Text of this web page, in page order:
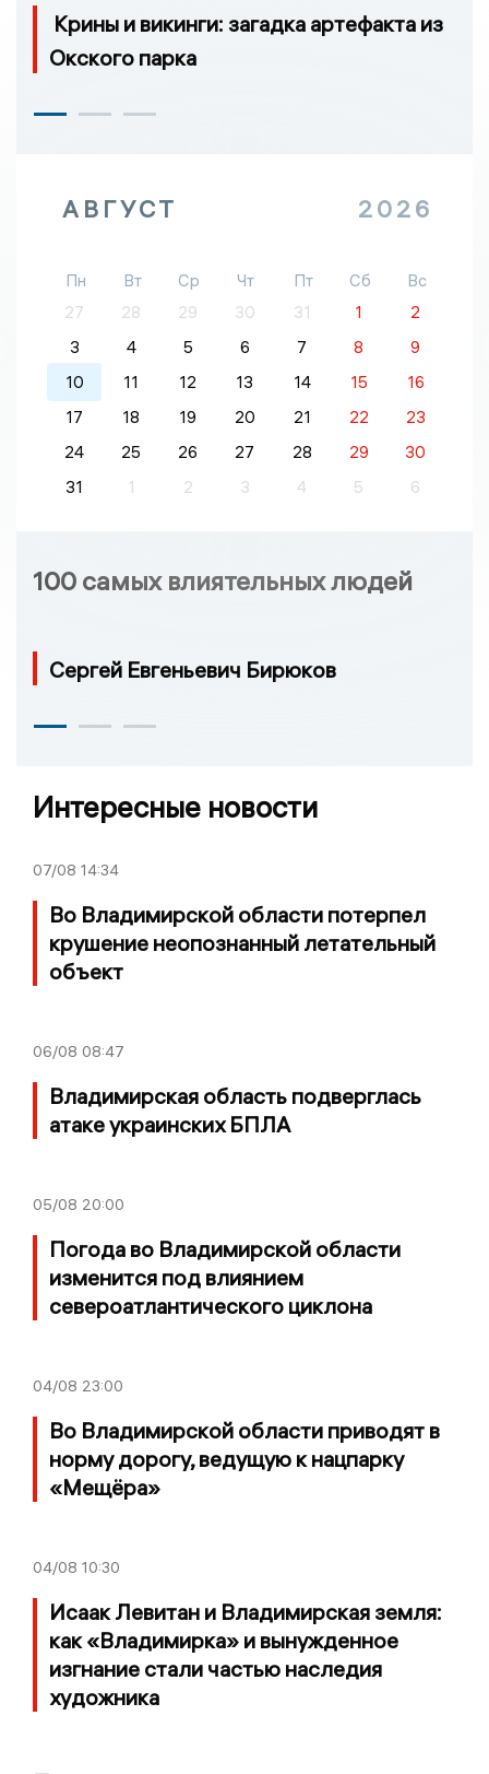
Крины и викинги: загадка артефакта из
Окского парка
АВГУСТ 2026
Пн Вт Ср Чт Пт Сб
Вс
27
28 29 30 31 1
2
3
4 5 6 7 8
9
10
11 12 13 14 15
16
17
18 19 20 21 22
23
24
25 26 27 28 29
30
31
1 2 3 4 5 6
100 самых влиятельных людей
Сергей Евгеньевич Бирюков
Интересные новости
07/08 14:34
Во Владимирской области потерпел
крушение неопознанный летательный
объект
06/08 08:47
Владимирская область подверглась
атаке украинских БПЛА
05/08 20:00
Погода во Владимирской области
изменится под влиянием
североатлантического циклона
04/08 23:00
Во Владимирской области приводят в
норму дорогу, ведущую к нацпарку
«Мещёра»
04/08 10:30
Исаак Левитан и Владимирская земля:
как «Владимирка» и вынужденное
изгнание стали частью наследия
художника